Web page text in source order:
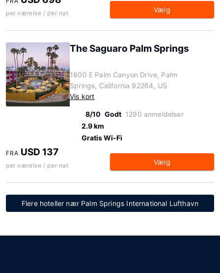
per værelse / per nat Vælg
The Saguaro Palm Springs
1800 E Palm Canyon Drive, Palm
Springs, California 92264, US
Vis kort
8/10 Godt 1290 anmeldelser
2.9 km
Gratis Wi-Fi
FRA USD 137
per værelse / per nat Vælg
Flere hoteller nær Palm Springs International Lufthavn